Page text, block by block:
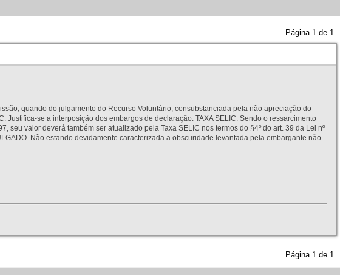
Página 1 de 1
quando do julgamento do Recurso Voluntário, consubstanciada pela não apreciação do
se a interposição dos embargos de declaração. TAXA SELIC. Sendo o ressarcimento
seu valor deverá também ser atualizado pela Taxa SELIC nos termos do §4º do art. 39 da Lei nº
Não estando devidamente caracterizada a obscuridade levantada pela embargante não
Página 1 de 1